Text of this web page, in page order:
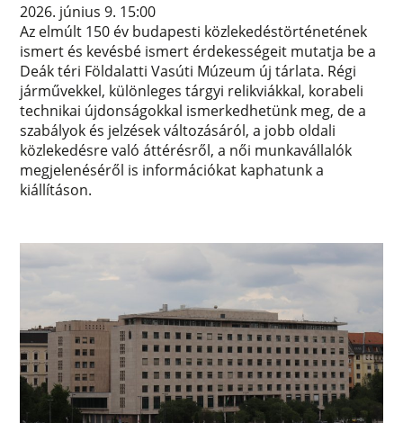
2026. június 9. 15:00
Az elmúlt 150 év budapesti közlekedéstörténetének
ismert és kevésbé ismert érdekességeit mutatja be a
Deák téri Földalatti Vasúti Múzeum új tárlata. Régi
járművekkel, különleges tárgyi relikviákkal, korabeli
technikai újdonságokkal ismerkedhetünk meg, de a
szabályok és jelzések változásáról, a jobb oldali
közlekedésre való áttérésről, a női munkavállalók
megjelenéséről is információkat kaphatunk a
kiállításon.